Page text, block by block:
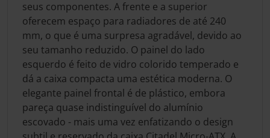
seus componentes. A frente e a superior
oferecem espaço para radiadores de até 240
mm, o que é uma surpresa agradável, devido ao
seu tamanho reduzido. O painel do lado
esquerdo é feito de vidro colorido temperado e
dá a caixa compacta uma estética moderna. O
elegante painel frontal é de plástico, embora
pareça quase indistinguível do alumínio
escovado - mais uma vez enfatizando o design